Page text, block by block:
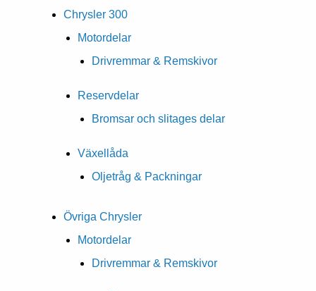
Chrysler 300
Motordelar
Drivremmar & Remskivor
Reservdelar
Bromsar och slitages delar
Växellåda
Oljetråg & Packningar
Övriga Chrysler
Motordelar
Drivremmar & Remskivor